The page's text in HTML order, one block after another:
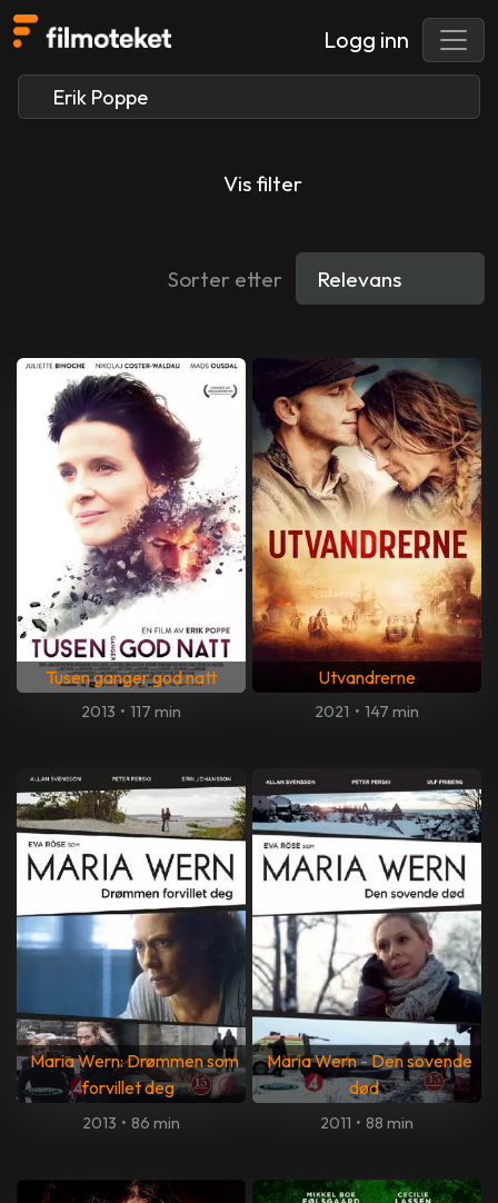
Logg inn
Vis filter
Sorter etter
Tusen ganger god natt
2013 • 117 min
Utvandrerne
2021 • 147 min
Maria Wern: Drømmen som
forvillet deg
2013 • 86 min
Maria Wern - Den sovende
død
2011 • 88 min